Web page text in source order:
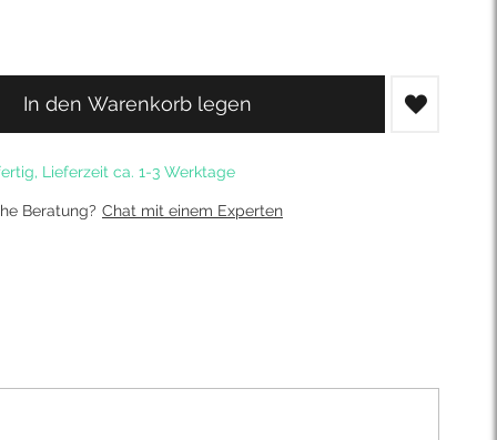
In den Warenkorb legen
Lieferzeit ca. 1-3 Werktage
Beratung? Chat mit einem Experten